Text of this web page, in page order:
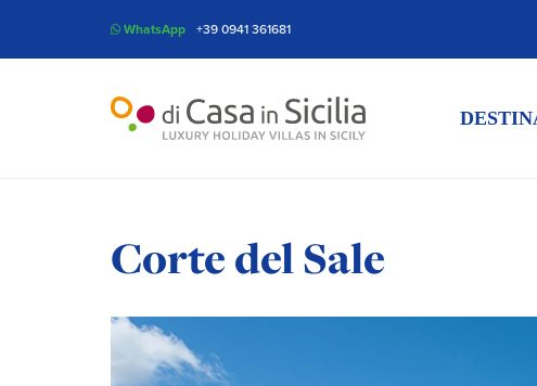
WhatsApp +39 0941 361681
Corte del Sale